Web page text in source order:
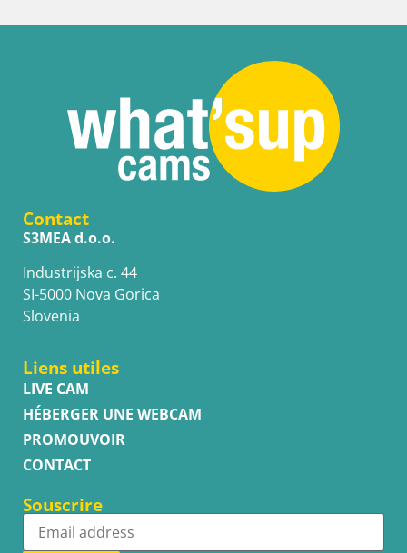
Contact
S3MEA d.o.o.
Industrijska c. 44
SI-5000 Nova Gorica
Slovenia
Liens utiles
LIVE CAM
HÉBERGER UNE WEBCAM
PROMOUVOIR
CONTACT
Souscrire